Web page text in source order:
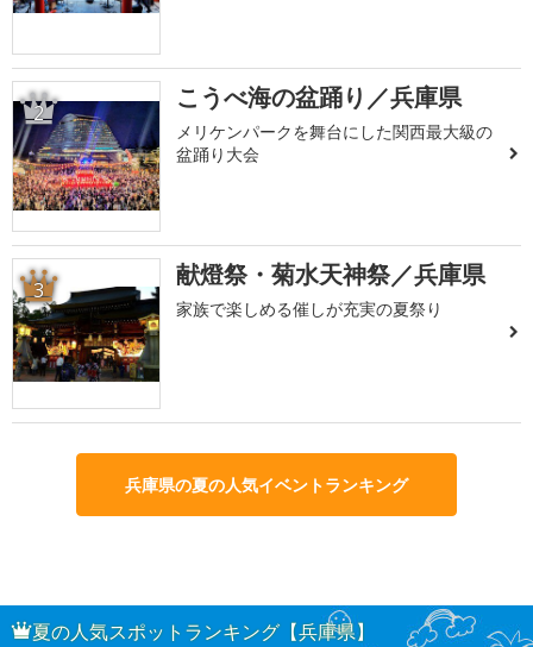
2 こうべ海の盆踊り／兵庫県
メリケンパークを舞台にした関西最大級の
盆踊り大会
3 献燈祭・菊水天神祭／兵庫県
家族で楽しめる催しが充実の夏祭り
兵庫県の夏の人気イベントランキング
夏の人気スポットランキング【兵庫県】